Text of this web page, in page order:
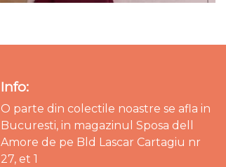
Info:
O parte din colectile noastre se afla in
Bucuresti, in magazinul Sposa dell
Amore de pe Bld Lascar Cartagiu nr
27, et 1